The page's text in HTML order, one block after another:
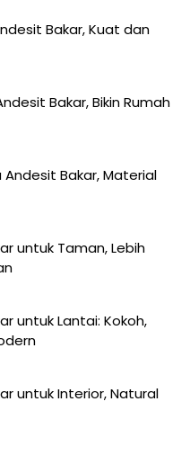
Bakar, Kuat dan
Bakar, Bikin Rumah
Bakar, Material
untuk Taman, Lebih
untuk Lantai: Kokoh,
untuk Interior, Natural